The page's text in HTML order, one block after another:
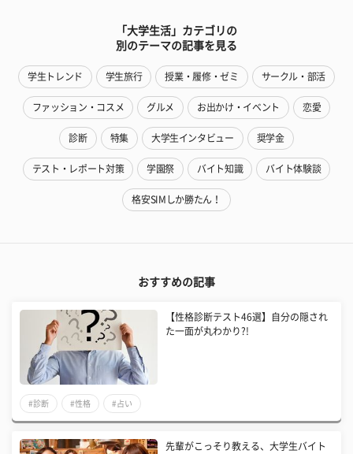
「大学生活」カテゴリの
別のテーマの記事を見る
学生トレンド 学生旅行 授業・履修・ゼミ サークル・部活
ファッション・コスメ グルメ お出かけ・イベント 恋愛
診断 特集 大学生インタビュー 奨学金
テスト・レポート対策 学園祭 バイト知識 バイト体験談
格安SIMしか勝たん！
おすすめの記事
【性格診断テスト46選】自分の隠され
た一面が丸わかり?!
#診断 #性格 #占い
先輩がこっそり教える、大学生バイト